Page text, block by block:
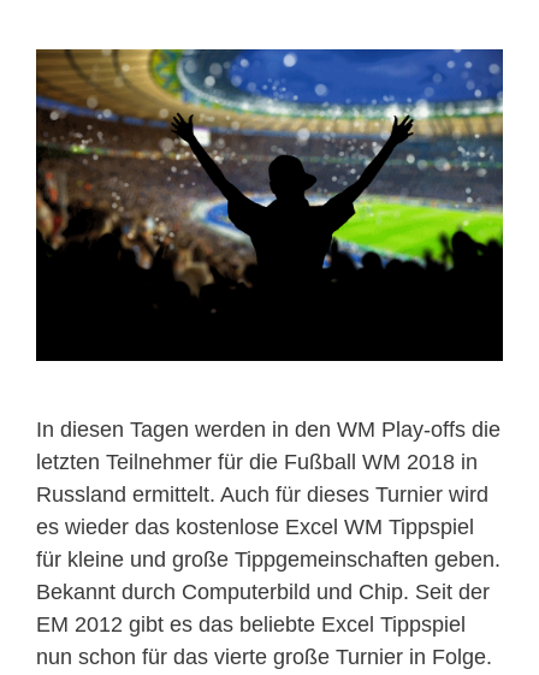
In diesen Tagen werden in den WM Play-offs die
letzten Teilnehmer für die Fußball WM 2018 in
Russland ermittelt. Auch für dieses Turnier wird
es wieder das kostenlose Excel WM Tippspiel
für kleine und große Tippgemeinschaften geben.
Bekannt durch Computerbild und Chip. Seit der
EM 2012 gibt es das beliebte Excel Tippspiel
nun schon für das vierte große Turnier in Folge.